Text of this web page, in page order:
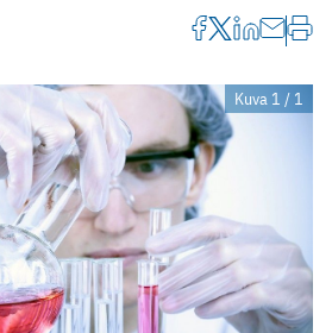
Kuva 1 / 1